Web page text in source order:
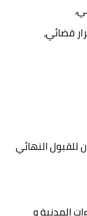
قضائي،
(2) الشفويان للقبول النهائي
المدنية و